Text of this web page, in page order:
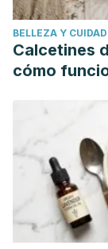
64, DOI:
Lichtenstein
and
https://
Weiss, LW.
The
expression.
https://
Nature-of-
BELLEZA Y
Calcetines
cómo